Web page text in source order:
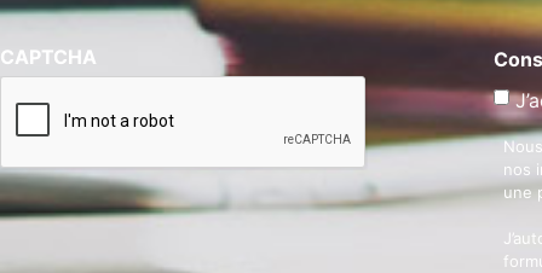
CAPTCHA
nos
une